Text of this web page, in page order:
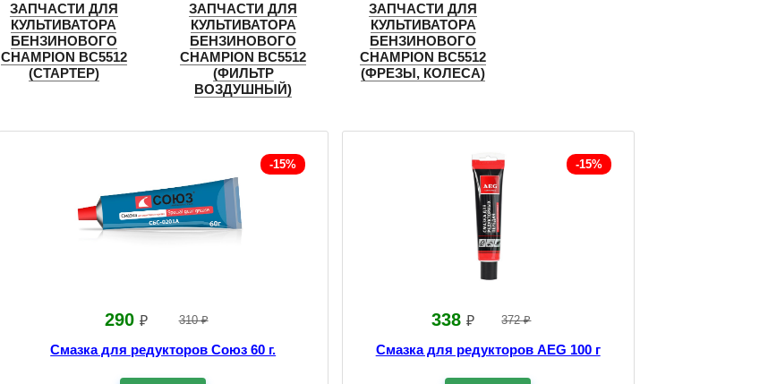
ЗАПЧАСТИ ДЛЯ
КУЛЬТИВАТОРА
БЕНЗИНОВОГО
CHAMPION BC5512
(СТАРТЕР)
ЗАПЧАСТИ ДЛЯ
КУЛЬТИВАТОРА
БЕНЗИНОВОГО
CHAMPION BC5512
(ФИЛЬТР
ВОЗДУШНЫЙ)
ЗАПЧАСТИ ДЛЯ
КУЛЬТИВАТОРА
БЕНЗИНОВОГО
CHAMPION BC5512
(ФРЕЗЫ, КОЛЕСА)
-15%
290 ₽ 310 ₽
Смазка для редукторов Союз 60 г.
-15%
338 ₽ 372 ₽
Смазка для редукторов AEG 100 г